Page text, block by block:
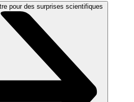
pour des surprises scientifiques